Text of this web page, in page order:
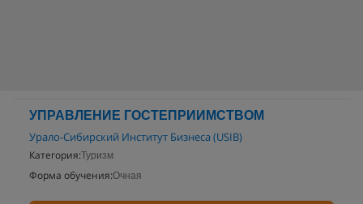
УПРАВЛЕНИЕ ГОСТЕПРИИМСТВОМ
Урало-Сибирский Институт Бизнеса (USIB)
Категория:Туризм
Форма обучения:Очная